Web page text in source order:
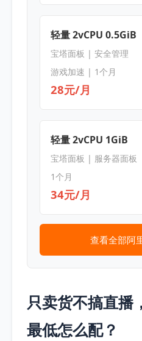
轻量 2vCPU 0.5GiB
宝塔面板 | 安全管理
游戏加速 | 1个月
28元/月
轻量 2vCPU 1GiB
宝塔面板 | 服务器面板
1个月
34元/月
查看全部阿
只卖货不搞直播
最低怎么配？